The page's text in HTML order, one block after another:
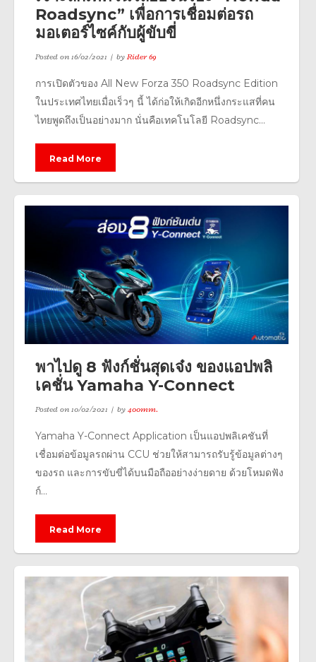
Roadsync” เพื่อการเชื่อมต่อรถ
มอเตอร์ไซค์กับผู้ขับขี่
Posted on16/02/2021 byRider 69
การเปิดตัวของ All New Forza 350 Roadsync Edition
ในประเทศไทยเมื่อเร็วๆ นี้ ได้ก่อให้เกิดอีกหนึ่งกระแสที่คน
ไทยพูดถึงเป็นอย่างมาก นั่นคือเทคโนโลยี Roadsync...
Read More
พาไปดู 8 ฟังก์ชั่นสุดเจ๋ง ของแอปพลิ
เคชั่น Yamaha Y-Connect
Posted on10/02/2021 by400mm.
Yamaha Y-Connect Application เป็นแอปพลิเคชันที่
เชื่อมต่อข้อมูลรถผ่าน CCU ช่วยให้สามารถรับรู้ข้อมูลต่างๆ
ของรถ และการขับขี่ได้บนมือถืออย่างง่ายดาย ด้วยโหมดฟัง
ก์...
Read More